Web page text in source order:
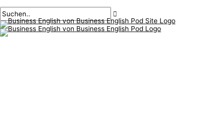
Inhalt
springen
Sie
hier
B
u
s
S
u
c